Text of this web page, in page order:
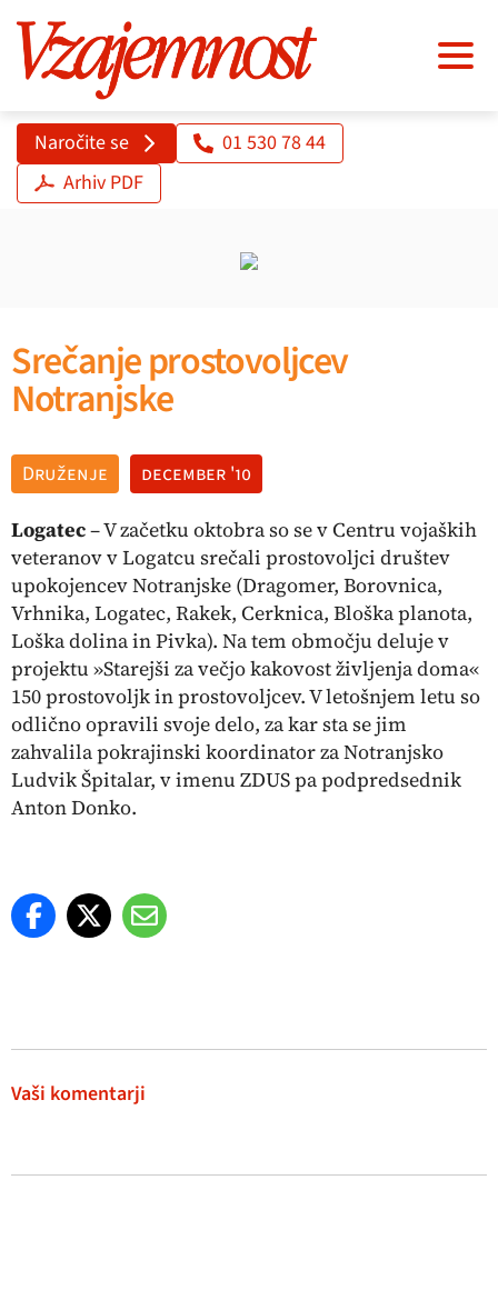
Naročite se
01 530 78 44
Arhiv PDF
Srečanje prostovoljcev
Notranjske
Druženje
december '10
Logatec– V začetku oktobra so se v Centru vojaških
veteranov v Logatcu srečali prostovoljci društev
upokojencev Notranjske (Dragomer, Borovnica,
Vrhnika, Logatec, Rakek, Cerknica, Bloška planota,
Loška dolina in Pivka). Na tem območju deluje v
projektu »Starejši za večjo kakovost življenja doma«
150 prostovoljk in prostovoljcev. V letošnjem letu so
odlično opravili svoje delo, za kar sta se jim
zahvalila pokrajinski koordinator za Notranjsko
Ludvik Špitalar, v imenu ZDUS pa podpredsednik
Anton Donko.
Vaši komentarji